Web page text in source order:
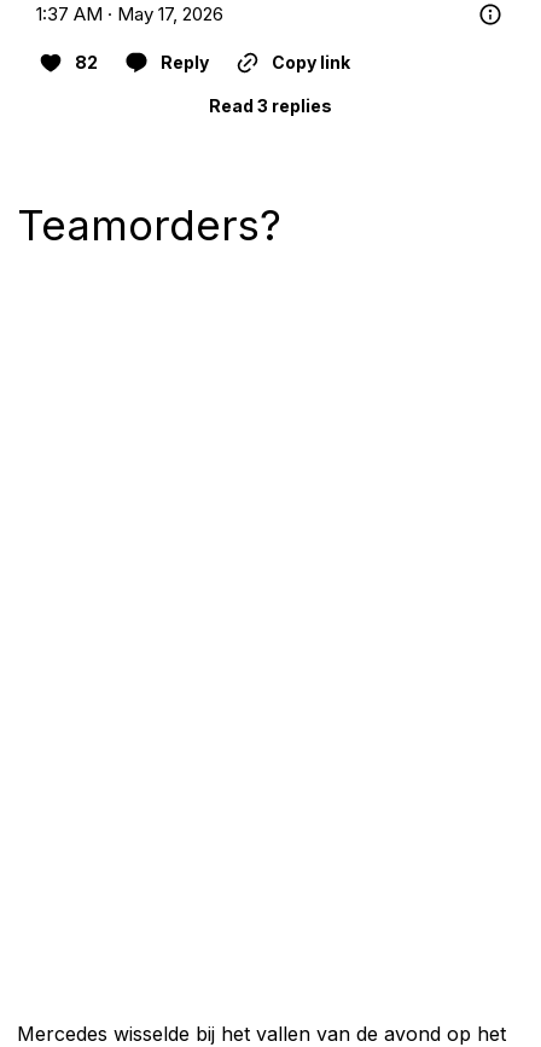
1:37 AM · May 17, 2026
82 Reply Copy link
Read 3 replies
Teamorders?
Mercedes wisselde bij het vallen van de avond op het